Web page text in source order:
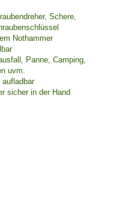
Schere,
Nothammer
Panne, Camping,
uvm.
sicher in der Hand